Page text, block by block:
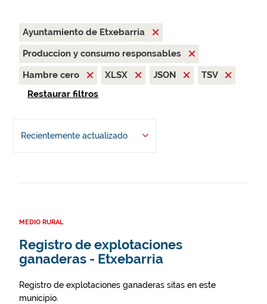
Ayuntamiento de Etxebarria
Produccion y consumo responsables
Hambre cero
XLSX JSON
TSV
Restaurar filtros
Recientemente actualizado
MEDIO RURAL
Registro de explotaciones
ganaderas - Etxebarria
Registro de explotaciones ganaderas sitas en este
municipio.